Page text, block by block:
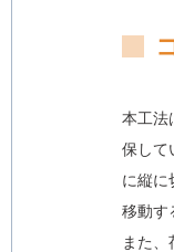
本工法
保して
に縦に
移動す
また